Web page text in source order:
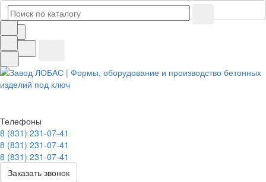
Телефоны
8 (831) 231-07-41
8 (831) 231-07-41
8 (831) 231-07-41
Заказать звонок